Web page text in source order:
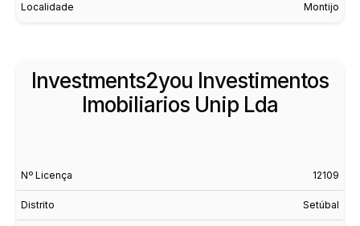
Localidade Montijo
Investments2you Investimentos
Imobiliarios Unip Lda
Nº Licença 12109
Distrito Setúbal